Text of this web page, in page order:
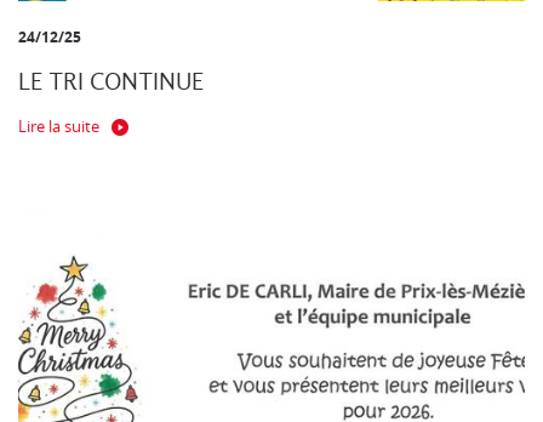
24/12/25
LE TRI CONTINUE
Lire la suite